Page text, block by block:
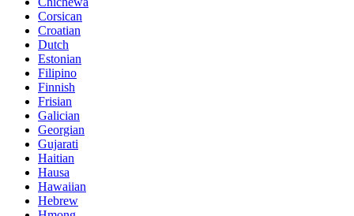
Corsican
Croatian
Dutch
Estonian
Filipino
Finnish
Frisian
Galician
Georgian
Gujarati
Haitian
Hausa
Hawaiian
Hebrew